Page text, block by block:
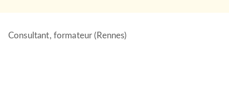
Consultant, formateur (Rennes)